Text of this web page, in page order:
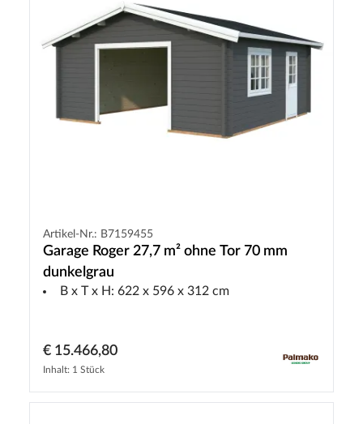
Artikel-Nr.: B7159455
Garage Roger 27,7 m² ohne Tor 70 mm
dunkelgrau
B x T x H: 622 x 596 x 312 cm
€ 15.466,80
Inhalt: 1 Stück